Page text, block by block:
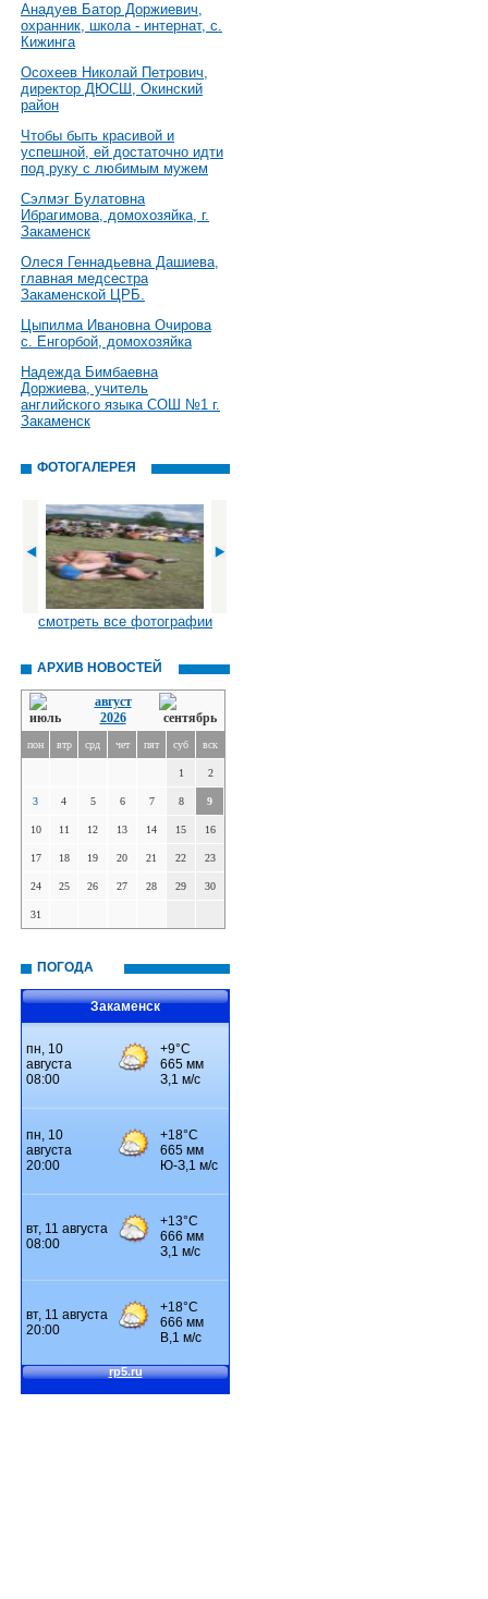
Анадуев Батор Доржиевич,
охранник, школа - интернат, с.
Кижинга
Осохеев Николай Петрович,
директор ДЮСШ, Окинский
район
Чтобы быть красивой и
успешной, ей достаточно идти
под руку с любимым мужем
Сэлмэг Булатовна
Ибрагимова, домохозяйка, г.
Закаменск
Олеся Геннадьевна Дашиева,
главная медсестра
Закаменской ЦРБ.
Цыпилма Ивановна Очирова
с. Енгорбой, домохозяйка
Надежда Бимбаевна
Доржиева, учитель
английского языка СОШ №1 г.
Закаменск
ФОТОГАЛЕРЕЯ
смотреть все фотографии
АРХИВ НОВОСТЕЙ
август
2026
пон втр срд чет пят суб вск
1 2
3 4 5 6 7 8 9
10 11 12 13 14 15 16
17 18 19 20 21 22 23
24 25 26 27 28 29 30
31
ПОГОДА
Закаменск